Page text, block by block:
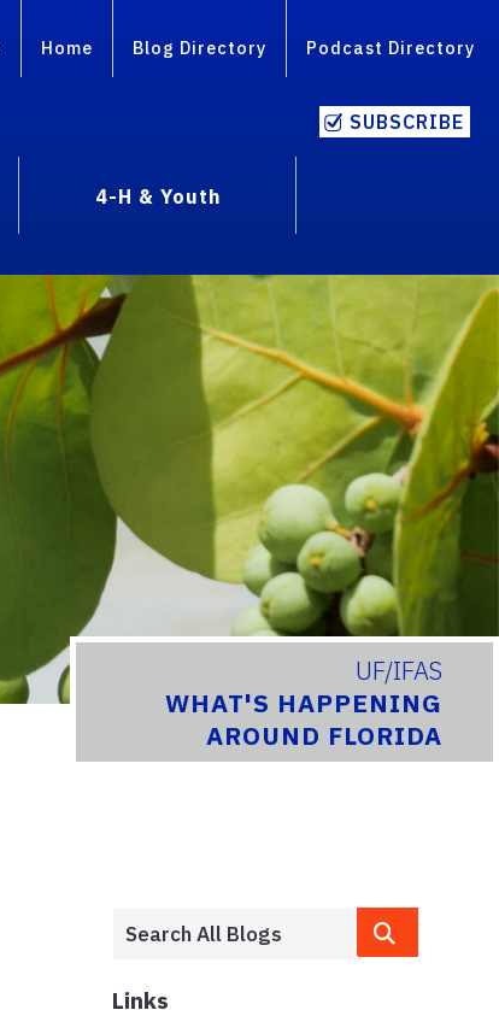
Home Blog Directory Podcast Directory
SUBSCRIBE
4-H & Youth
UF/IFAS
WHAT'S HAPPENING
AROUND FLORIDA
Links